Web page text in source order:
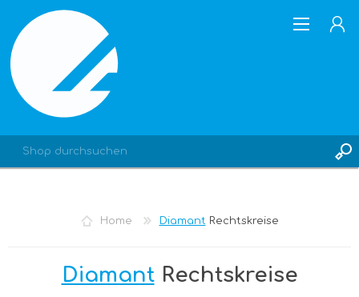
REGISTRIERUNG
Home Diamant Rechtskreise
DiamantRechtskreise